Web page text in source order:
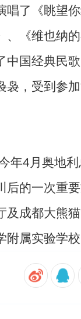
了《眺望你
、《维也纳
中国经典民歌
袅，受到参
4月奥地利
后的一次重
及成都大熊
属实验学校